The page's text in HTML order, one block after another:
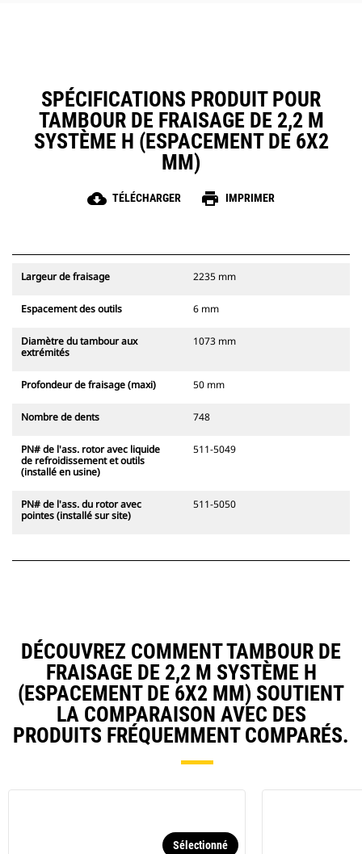
SPÉCIFICATIONS PRODUIT POUR
TAMBOUR DE FRAISAGE DE 2,2 M
SYSTÈME H (ESPACEMENT DE 6X2
MM)
cloud_download TÉLÉCHARGER print IMPRIMER
Largeur de fraisage 2235 mm
Espacement des outils 6 mm
Diamètre du tambour aux
extrémités
1073 mm
Profondeur de fraisage (maxi) 50 mm
Nombre de dents 748
PN# de l'ass. rotor avec liquide
de refroidissement et outils
(installé en usine)
511-5049
PN# de l'ass. du rotor avec
pointes (installé sur site)
511-5050
DÉCOUVREZ COMMENT TAMBOUR DE
FRAISAGE DE 2,2 M SYSTÈME H
(ESPACEMENT DE 6X2 MM) SOUTIENT
LA COMPARAISON AVEC DES
PRODUITS FRÉQUEMMENT COMPARÉS.
Sélectionné